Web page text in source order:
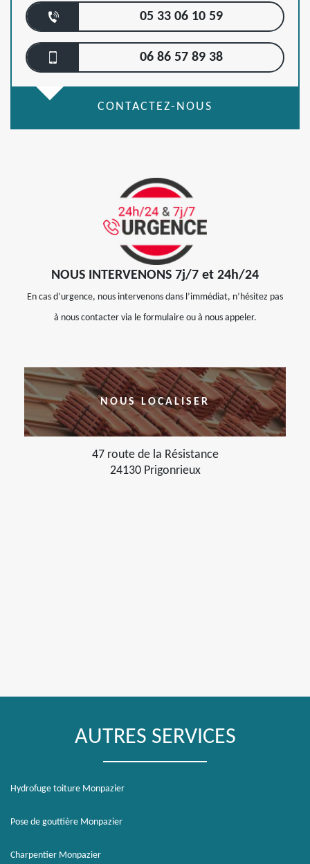
05 33 06 10 59
06 86 57 89 38
CONTACTEZ-NOUS
NOUS INTERVENONS 7j/7 et 24h/24
En cas d’urgence, nous intervenons dans l’immédiat, n’hésitez pas
à nous contacter via le formulaire ou à nous appeler.
NOUS LOCALISER
47 route de la Résistance
24130 Prigonrieux
AUTRES SERVICES
Hydrofuge toiture Monpazier
Pose de gouttière Monpazier
Charpentier Monpazier